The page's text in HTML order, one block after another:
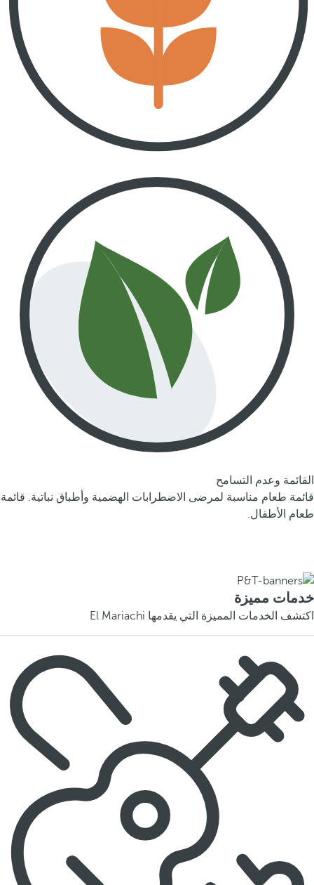
القائمة وعدم التسامح
قائمة طعام مناسبة لمرضى الاضطرابات الهضمية وأطباق نباتية. قائمة
طعام الأطفال.
خدمات مميزة
اكتشف الخدمات المميزة التي يقدمها El Mariachi